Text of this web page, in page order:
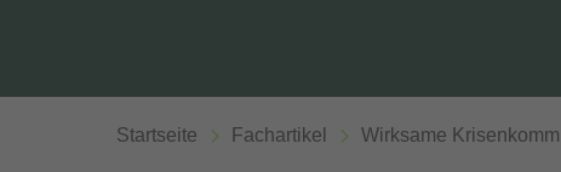
Startseite Fachartikel Wirksame